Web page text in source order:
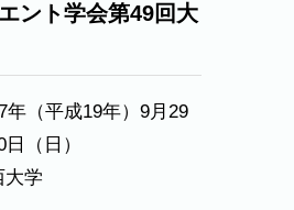
ント学会第49回大
（平成19年）9月29
（日）
学